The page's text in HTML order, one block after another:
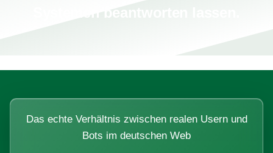
Das echte Verhältnis zwischen realen Usern und
Bots im deutschen Web